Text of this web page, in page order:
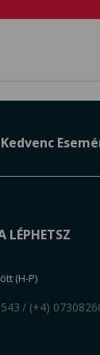
LÉPHETSZ
(H-P)
/ (+4)